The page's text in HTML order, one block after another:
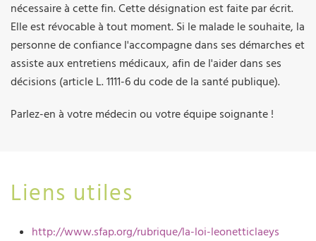
nécessaire à cette fin. Cette désignation est faite par écrit.
Elle est révocable à tout moment. Si le malade le souhaite, la
personne de confiance l'accompagne dans ses démarches et
assiste aux entretiens médicaux, afin de l'aider dans ses
décisions (article L. 1111-6 du code de la santé publique).
Parlez-en à votre médecin ou votre équipe soignante !
Liens utiles
http://www.sfap.org/rubrique/la-loi-leonetticlaeys